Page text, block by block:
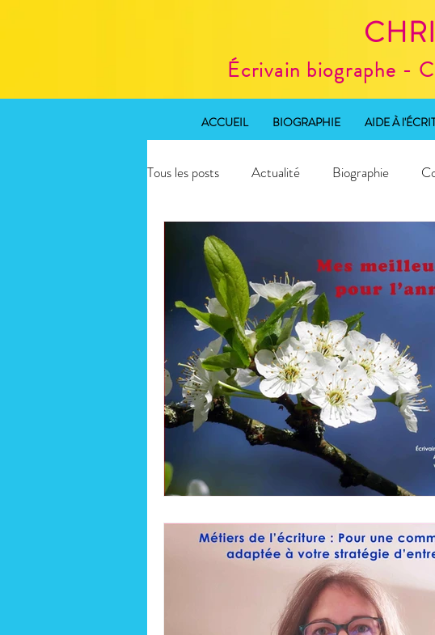
Écrivain biographe -
ACCUEIL BIOGRAPHIE AIDE À
Tous les posts Actualité Biographie
Rédaction web SEO